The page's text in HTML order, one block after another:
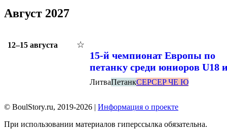
Август 2027
12–15 августа ☆
15-й чемпионат Европы по
петанку среди юниоров U18
ЛитваПетанкCEPCEP ЧЕ Ю
© BoulStory.ru, 2019-2026 | Информация о проекте
При использовании материалов гиперссылка обязательна.